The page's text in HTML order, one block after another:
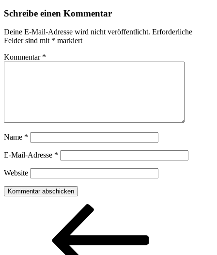
Schreibe einen Kommentar
Deine E-Mail-Adresse wird nicht veröffentlicht. Erforderliche
Felder sind mit * markiert
Kommentar *
Name *
E-Mail-Adresse *
Website
Beitragsnavigation